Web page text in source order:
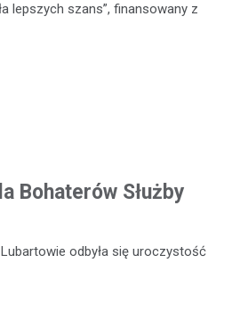
lepszych szans”, finansowany z
Bohaterów Służby
odbyła się uroczystość